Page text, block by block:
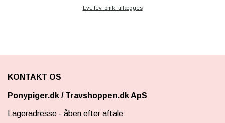
Evt. lev. omk. tillægges
KONTAKT OS
Ponypiger.dk / Travshoppen.dk ApS
Lageradresse - åben efter aftale: